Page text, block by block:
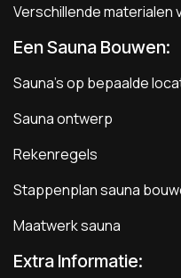
Verschillende materialen
Een Sauna Bouwen:
Sauna's op bepaalde
Sauna ontwerp
Rekenregels
Stappenplan sauna
Maatwerk sauna
Extra Informatie: